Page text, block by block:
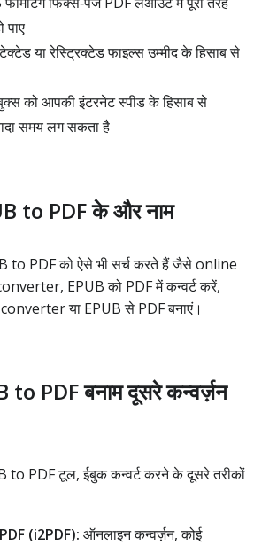
पाए
या रेस्ट्रिक्टेड फाइल्स उम्मीद के हिसाब से
को आपकी इंटरनेट स्पीड के हिसाब से
समय लग सकता है
to PDF के और नाम
to PDF को ऐसे भी सर्च करते हैं जैसे online
EPUB को PDF में कन्वर्ट करें,
या EPUB से PDF बनाएं।
to PDF बनाम दूसरे कन्वर्ज़न
to PDF टूल, ईबुक कन्वर्ट करने के दूसरे तरीकों
(i2PDF): ऑनलाइन कन्वर्ज़न, कोई